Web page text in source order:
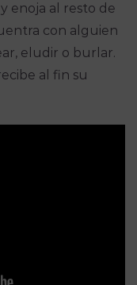
enoja al resto de
con alguien
eludir o burlar.
al fin su